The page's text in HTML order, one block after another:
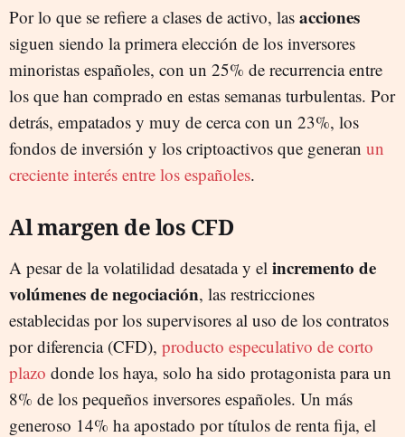
Por lo que se refiere a clases de activo, las acciones
siguen siendo la primera elección de los inversores
minoristas españoles, con un 25% de recurrencia entre
los que han comprado en estas semanas turbulentas. Por
detrás, empatados y muy de cerca con un 23%, los
fondos de inversión y los criptoactivos que generan un
creciente interés entre los españoles.
Al margen de los CFD
A pesar de la volatilidad desatada y el incremento de
volúmenes de negociación, las restricciones
establecidas por los supervisores al uso de los contratos
por diferencia (CFD), producto especulativo de corto
plazo donde los haya, solo ha sido protagonista para un
8% de los pequeños inversores españoles. Un más
generoso 14% ha apostado por títulos de renta fija, el